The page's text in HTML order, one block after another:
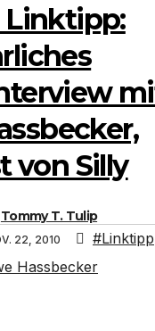
Linktipp:
von Silly
Tommy T. Tulip
22, 2010 #Linktipp
Hassbecker